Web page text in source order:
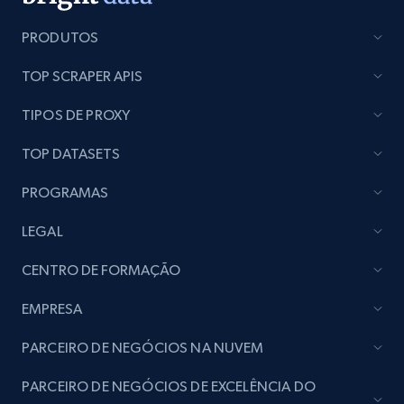
seller URL
URL, Title, Rating, Reviews, Initial price, Final
Lazada - Products - Discover products by
URL, Title, Rating, Reviews, Initial price, Final
price, Currency, Stock, and more.
991+
PRODUTOS
TOP SCRAPER APIS
TIPOS DE PROXY
TOP DATASETS
PROGRAMAS
LEGAL
CENTRO DE FORMAÇÃO
EMPRESA
PARCEIRO DE NEGÓCIOS NA NUVEM
PARCEIRO DE NEGÓCIOS DE EXCELÊNCIA DO